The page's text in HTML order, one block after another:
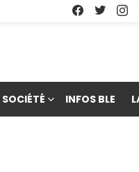
Facebook
Twitter
SOCIÉTÉ INFOS BLE